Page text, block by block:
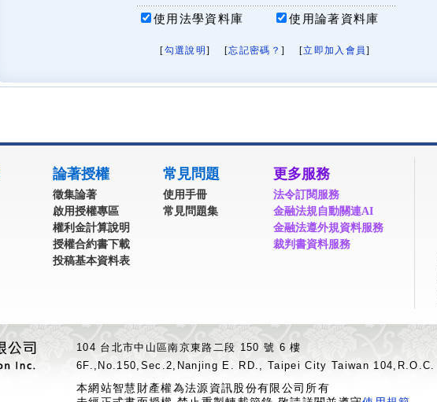
使用法學資料庫 使用論著資料庫
[勾選說明 ] [忘記密碼？ ] [立即加入會員]
論著授權
徵集論著
啟用授權專區
權利金計算說明
授權合約書下載
投稿基本資料表
常見問題
使用手冊
常見問題集
更多服務
法令訂閱服務
金融法規自動關連AI
金融法遵外規資料服務
裁判書資料服務
104 台北市中山區南京東路二段 150 號 6 樓
6F.,No.150,Sec.2,Nanjing E. RD., Taipei City Taiwan 104,R.O.C.
本網站智慧財產權為法源資訊股份有限公司所有